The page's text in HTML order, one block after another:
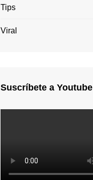
Tips
Viral
Suscríbete a Youtube